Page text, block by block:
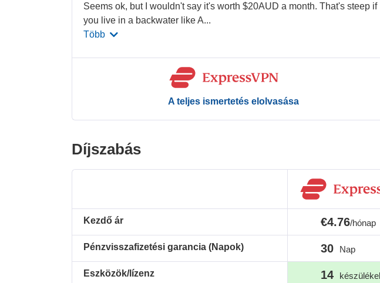
Seems ok, but I wouldn't say it's worth $20AUD a month. That's steep if
you live in a backwater like A...
Több
A teljes ismertetés elolvasása
Díjszabás
Kezdő ár
Pénzvisszafizetési garancia (Napok)
Eszközök/lízenz
€4.76/hónap
30 Nap
14